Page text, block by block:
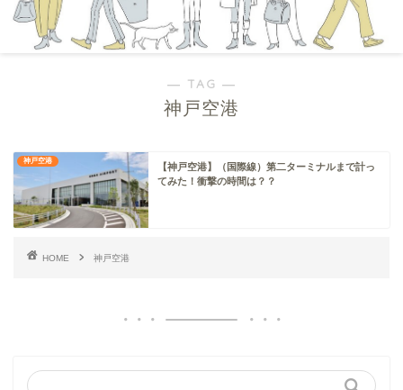
― TAG ―
神戸空港
神戸空港
【神戸空港】（国際線）第二ターミナルまで計っ
てみた！衝撃の時間は？？
HOME 神戸空港